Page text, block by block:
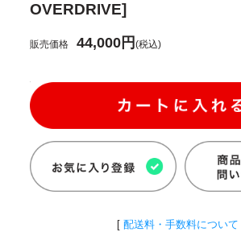
OVERDRIVE]
販売価格 44,000円(税込)
[ 配送料・手数料について